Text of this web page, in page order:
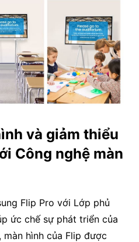
và giảm thiểu
Công nghệ màn
Flip Pro với Lớp phủ
ức chế sự phát triển của
hình của Flip được